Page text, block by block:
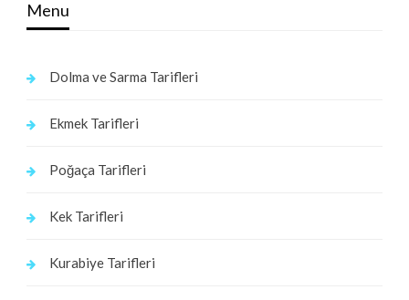
Menu
Dolma ve Sarma Tarifleri
Ekmek Tarifleri
Poğaça Tarifleri
Kek Tarifleri
Kurabiye Tarifleri